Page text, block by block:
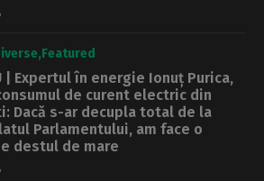
Featured
| Expertul în energie Ionuț Purica,
de curent electric din
Dacă s-ar decupla total de la
Parlamentului, am face o
destul de mare